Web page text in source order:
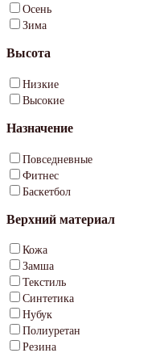
Осень
Зима
Высота
Низкие
Высокие
Назначение
Повседневные
Фитнес
Баскетбол
Верхний материал
Кожа
Замша
Текстиль
Синтетика
Нубук
Полиуретан
Резина